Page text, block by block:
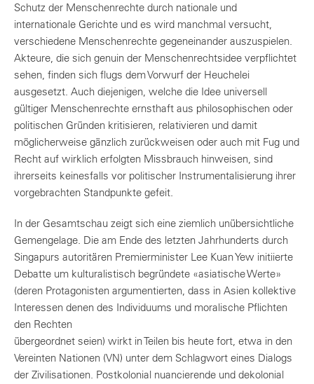
Schutz der Menschenrechte durch nationale und
internationale Gerichte und es wird manchmal versucht,
verschiedene Menschenrechte gegeneinander auszuspielen.
Akteure, die sich genuin der Menschenrechtsidee verpflichtet
sehen, finden sich flugs dem Vorwurf der Heuchelei
ausgesetzt. Auch diejenigen, welche die Idee universell
gültiger Menschenrechte ernsthaft aus philosophischen oder
politischen Gründen kritisieren, relativieren und damit
möglicherweise gänzlich zurückweisen oder auch mit Fug und
Recht auf wirklich erfolgten Missbrauch hinweisen, sind
ihrerseits keinesfalls vor politischer Instrumentalisierung ihrer
vorgebrachten Standpunkte gefeit.
In der Gesamtschau zeigt sich eine ziemlich unübersichtliche
Gemengelage. Die am Ende des letzten Jahrhunderts durch
Singapurs autoritären Premierminister Lee Kuan Yew initiierte
Debatte um kulturalistisch begründete «asiatische Werte»
(deren Protagonisten argumentierten, dass in Asien kollektive
Interessen denen des Individuums und moralische Pflichten
den Rechten
übergeordnet seien) wirkt in Teilen bis heute fort, etwa in den
Vereinten Nationen (VN) unter dem Schlagwort eines Dialogs
der Zivilisationen. Postkolonial nuancierende und dekolonial